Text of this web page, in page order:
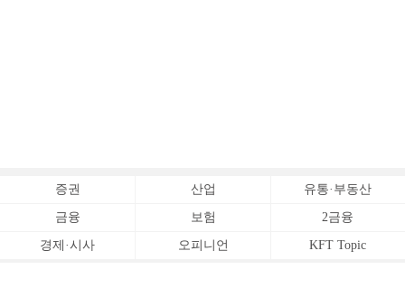
증권 산업 유통·부동산
금융 보험 2금융
경제·시사 오피니언 KFT Topic